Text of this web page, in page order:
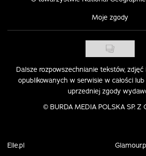
Moje zgody
Dalsze rozpowszechnianie tekstów,
opublikowanych w serwisie w całości
uprzedniej zgody
© BURDA MEDIA POLSKA SP. Z
Elle.pl